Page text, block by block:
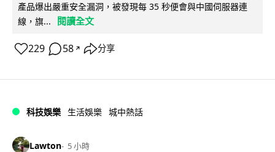
產品爆出嚴重安全漏洞，被發現每 35 秒便會與中國伺服器連
線，旗...
閱讀全文
229 58 ↗ 分享
科技娛樂 生活娛樂 城中熱話
Lawton 5 小時